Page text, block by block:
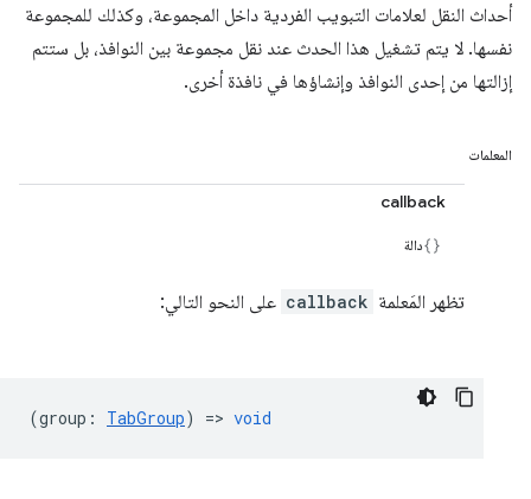
أحداث النقل لعلامات التبويب الفردية داخل المجموعة، وكذلك للمجموعة
نفسها. لا يتم تشغيل هذا الحدث عند نقل مجموعة بين النوافذ، بل ستتم
إزالتها من إحدى النوافذ وإنشاؤها في نافذة أخرى.
المعلمات
callback
دالة
تظهر المَعلمة callback على النحو التالي:
(group : TabGroup) => void